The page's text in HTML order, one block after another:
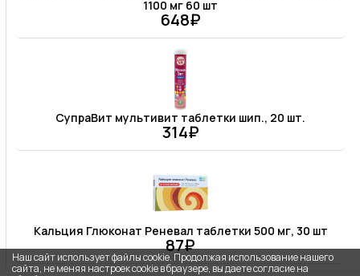
1100 мг 60 шт
648₽
СупраВит мультивит таблетки шип., 20 шт.
314₽
Кальция Глюконат Реневал таблетки 500 мг, 30 шт
87₽
Наш сайт использует файлы cookie. Продолжая использование нашего
сайта, не меняя настроек cookie в браузере, вы даете согласие на